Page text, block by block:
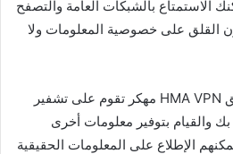
الاستمتاع بالشبكات العامة والتصفح
القلق على خصوصية المعلومات ولا
فكرة العمل بعد تحميل تطبيق HMA VPN مهكر تقوم على تشفير
والقيام بتوفير معلومات أخرى
الإطلاع على المعلومات الحقيقية